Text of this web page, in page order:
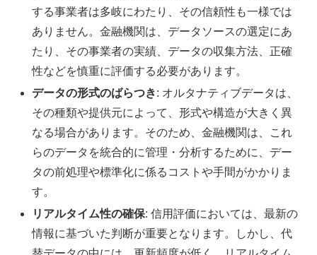
する事業者は多岐にわたり、その信頼性も一様では
ありません。金融機関は、データソースの選定にあ
たり、その事業者の実績、データの収集方法、正確
性などを慎重に評価する必要があります。
データの形式のばらつき: オルタナティブデータは、
その種類や提供元によって、形式や構造が大きく異
なる場合があります。そのため、金融機関は、これ
らのデータを統合的に管理・分析するために、デー
タの前処理や標準化に係るコストや手間がかかりま
す。
リアルタイム性の確保: 信用評価においては、最新の
情報に基づいた判断が重要となります。しかし、代